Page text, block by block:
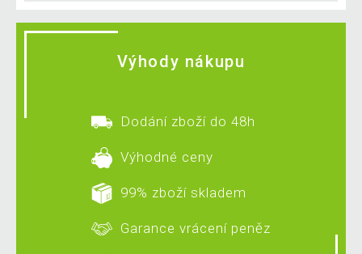
Výhody nákupu
Dodání zboží do 48h
Výhodné ceny
99% zboží skladem
Garance vrácení peněz